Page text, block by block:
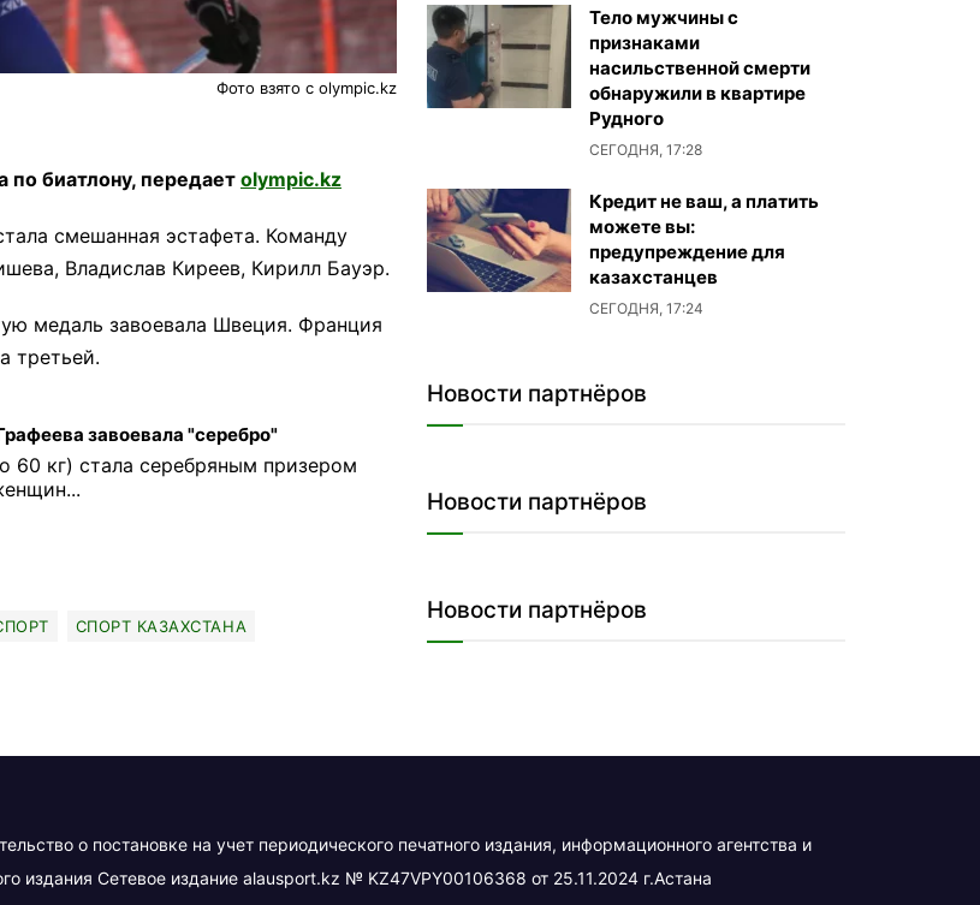
Фото взято с olympic.kz
биатлону, передает olympic.kz
смешанная эстафета. Команду
Владислав Киреев, Кирилл Бауэр.
медаль завоевала Швеция. Франция
третьей.
завоевала "серебро"
60 кг) стала серебряным призером
СПОРТ КАЗАХСТАНА
Тело мужчины с
признаками
насильственной смерти
обнаружили в квартире
Рудного
СЕГОДНЯ, 17:28
Кредит не ваш, а платить
можете вы:
предупреждение для
казахстанцев
СЕГОДНЯ, 17:24
Новости партнёров
Новости партнёров
Новости партнёров
о постановке на учет периодического печатного издания, информационного агентства и
издания Сетевое издание alausport.kz № KZ47VPY00106368 от 25.11.2024 г.Астана